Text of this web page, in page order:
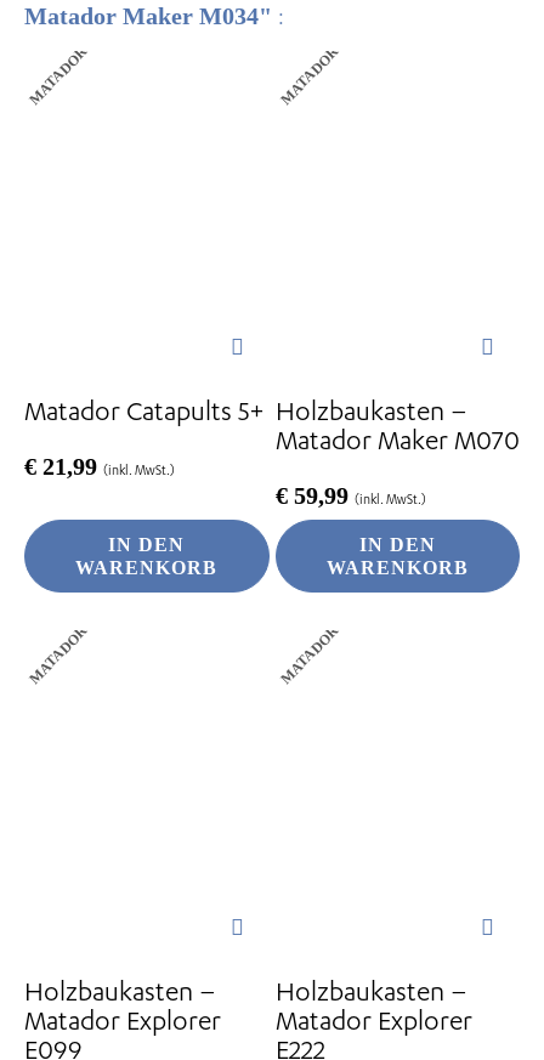
Matador Maker M034" :
MATADOR
Matador Catapults 5+
€ 21,99 (inkl. MwSt.)
IN DEN
WARENKORB
MATADOR
Holzbaukasten –
Matador Maker M070
€59,99 (inkl. MwSt.)
IN DEN
WARENKORB
MATADOR
Holzbaukasten –
Matador Explorer
E099
MATADOR
Holzbaukasten –
Matador Explorer
E222